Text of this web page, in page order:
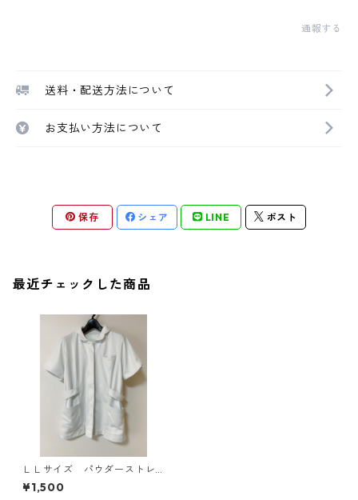
通報する
送料・配送方法について
お支払い方法について
保存 シェア LINE ポスト
最近チェックした商品
ＬＬサイズ パウダーストレ
ッチ 花衿Ａラインジャケッ
ト ナース ホワイト KAE-
¥1,500